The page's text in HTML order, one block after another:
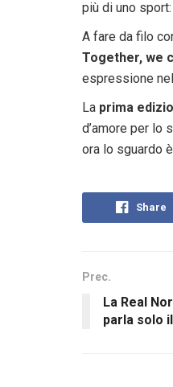
più di uno
A fare da filo
Together, we
espressione
La prima
d’amore per lo
ora lo sguardo
Share
Prec.
La Real
parla solo